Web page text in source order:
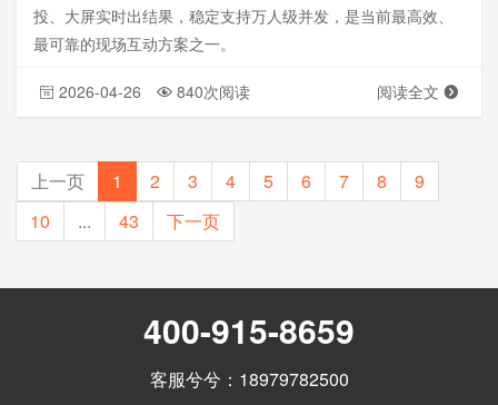
投、大屏实时出结果，稳定支持万人级并发，是当前最高效、
最可靠的现场互动方案之一。
2026-04-26 840次阅读 阅读全文
上一页 1 2 3 4 5 6 7 8
9
10
... 43 下一页
400-915-8659
客服兮兮：18979782500